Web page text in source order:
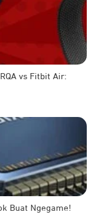
vs Fitbit Air:
Buat Ngegame!